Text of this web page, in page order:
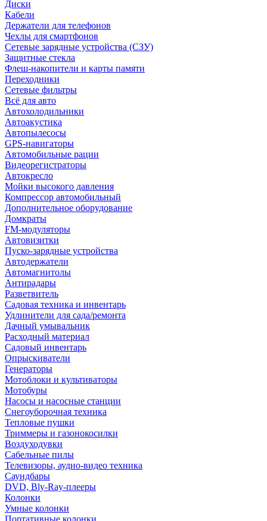
Диски
Кабели
Держатели для телефонов
Чехлы для смартфонов
Сетевые зарядные устройства (СЗУ)
Защитные стекла
Флеш-накопители и карты памяти
Переходники
Сетевые фильтры
Всё для авто
Автохолодильники
Автоакустика
Автопылесосы
GPS-навигаторы
Автомобильные рации
Видеорегистраторы
Автокресло
Мойки высокого давления
Компрессор автомобильный
Дополнительное оборудование
Домкраты
FM-модуляторы
Автовизитки
Пуско-зарядные устройства
Автодержатели
Автомагнитолы
Антирадары
Разветвитель
Садовая техника и инвентарь
Удлинители для сада/ремонта
Дачный умывальник
Расходный материал
Садовый инвентарь
Опрыскиватели
Генераторы
Мотоблоки и культиваторы
Мотобуры
Насосы и насосные станции
Снегоуборочная техника
Тепловые пушки
Триммеры и газонокосилки
Воздуходувки
Сабельные пилы
Телевизоры, аудио-видео техника
Саундбары
DVD, Bly-Ray-плееры
Колонки
Умные колонки
Портативные колонки